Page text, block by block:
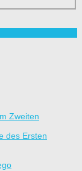
Zweiten
des Ersten